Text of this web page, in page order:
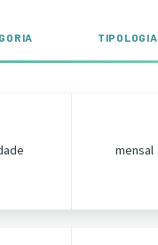
TIPOLOGIA
mensal